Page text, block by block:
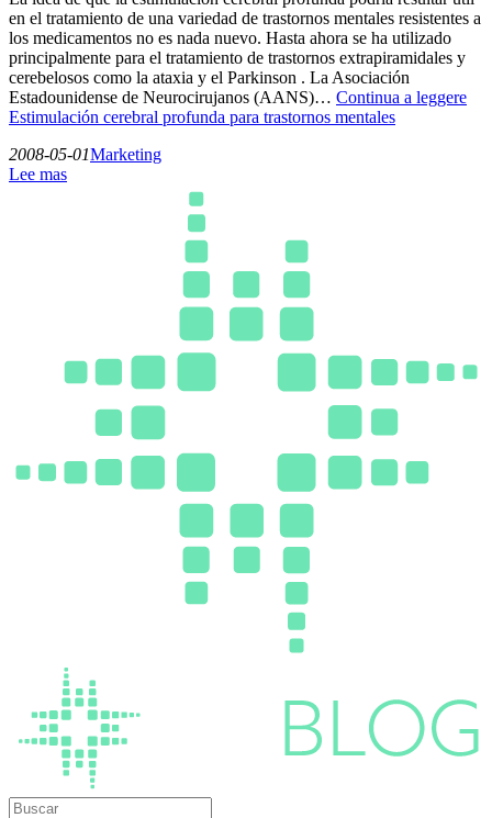
en el tratamiento de una variedad de trastornos mentales resistentes a
los medicamentos no es nada nuevo. Hasta ahora se ha utilizado
principalmente para el tratamiento de trastornos extrapiramidales y
cerebelosos como la ataxia y el Parkinson . La Asociación
Estadounidense de Neurocirujanos (AANS)… Continua a leggere
Estimulación cerebral profunda para trastornos mentales
2008-05-01Marketing
Lee mas